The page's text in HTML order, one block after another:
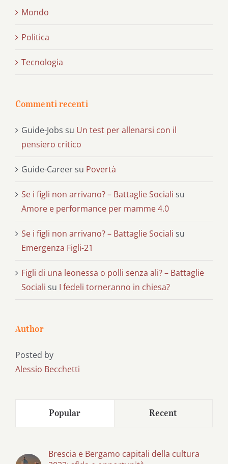
Mondo
Politica
Tecnologia
Commenti recenti
Guide-Jobs su Un test per allenarsi con il
pensiero critico
Guide-Career su Povertà
Se i figli non arrivano? – Battaglie Sociali su
Amore e performance per mamme 4.0
Se i figli non arrivano? – Battaglie Sociali su
Emergenza Figli-21
Figli di una leonessa o polli senza ali? – Battaglie
Sociali su I fedeli torneranno in chiesa?
Author
Posted by
Alessio Becchetti
Popular Recent
Brescia e Bergamo capitali della cultura